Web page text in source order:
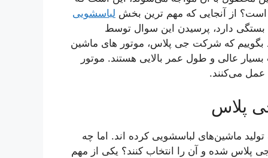
از آنجایی که مهم ترین بخش لباسشویی
دارد، پرسیدن این سوال توسط
بگوییم که شرکت جی پلاس، موتور های ماشین
عالی و طول عمر بالایی هستند. موتور
عمل می‌کنند.
پلاس
تولید ماشین‌های لباسشویی کرده اند. اما چه
شده و آن را انتخاب کنند؟ یکی از مهم